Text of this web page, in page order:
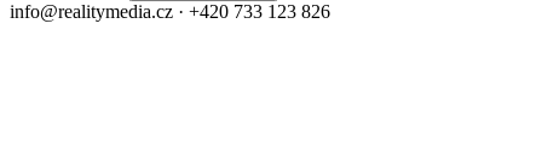
info@realitymedia.cz · +420 733 123 826